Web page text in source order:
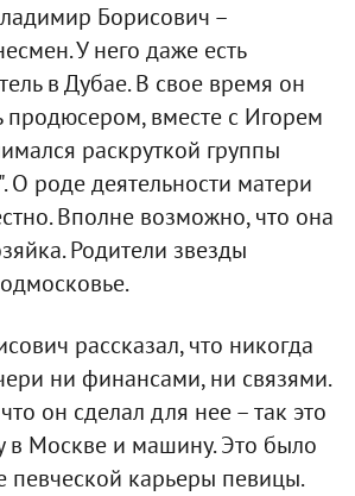
Борисович –
У него даже есть
в Дубае. В свое время он
продюсером, вместе с Игорем
раскруткой группы
О роде деятельности матери
Вполне возможно, что она
Родители звезды
рассказал, что никогда
ни финансами, ни связями.
он сделал для нее – так это
в Москве и машину. Это было
певческой карьеры певицы.